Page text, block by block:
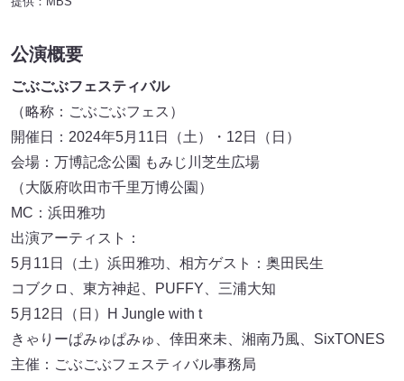
公演概要
ごぶごぶフェスティバル
（略称：ごぶごぶフェス）
開催日：2024年5月11日（土）・12日（日）
会場：万博記念公園 もみじ川芝生広場
（大阪府吹田市千里万博公園）
MC：浜田雅功
出演アーティスト：
5月11日（土）浜田雅功、相方ゲスト：奥田民生
コブクロ、東方神起、PUFFY、三浦大知
5月12日（日）H Jungle with t
きゃりーぱみゅぱみゅ、倖田來未、湘南乃風、SixTONES
主催：ごぶごぶフェスティバル事務局